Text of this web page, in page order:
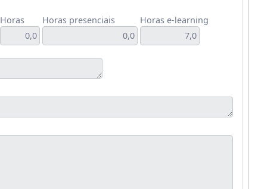
Horas Horas presenciais Horas e-learning